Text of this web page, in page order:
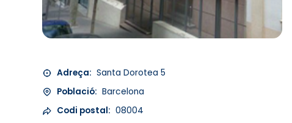
Adreça: Santa Dorotea 5
Població: Barcelona
Codi postal: 08004